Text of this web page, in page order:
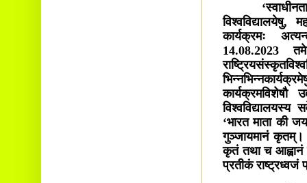
विश्वविद्यालयेषु,
कार्यक्रमः
14.08.2023
कार्यक्रमविशेषौ
विश्वविद्यालयस्य
‘भारत माता की
गुञ्जायमानं कृतम्।
कृतं तथा च आह्वानं
प्रतीकं राष्ट्रध्वजं